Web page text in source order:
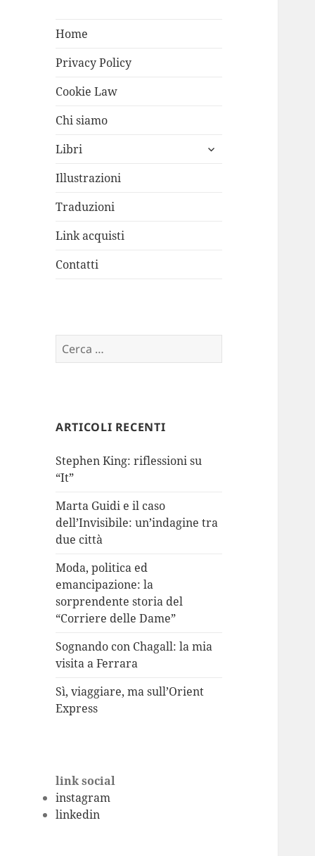
Home
Privacy Policy
Cookie Law
Chi siamo
Libri
apri
Illustrazioni
Traduzioni
Link acquisti
Contatti
Ricerca
per:
ARTICOLI RECENTI
Stephen King: riflessioni su
“It”
Marta Guidi e il caso
dell’Invisibile: un’indagine tra
due città
Moda, politica ed
emancipazione: la
sorprendente storia del
“Corriere delle Dame”
Sognando con Chagall: la mia
visita a Ferrara
Sì, viaggiare, ma sull’Orient
Express
link social
instagram
linkedin